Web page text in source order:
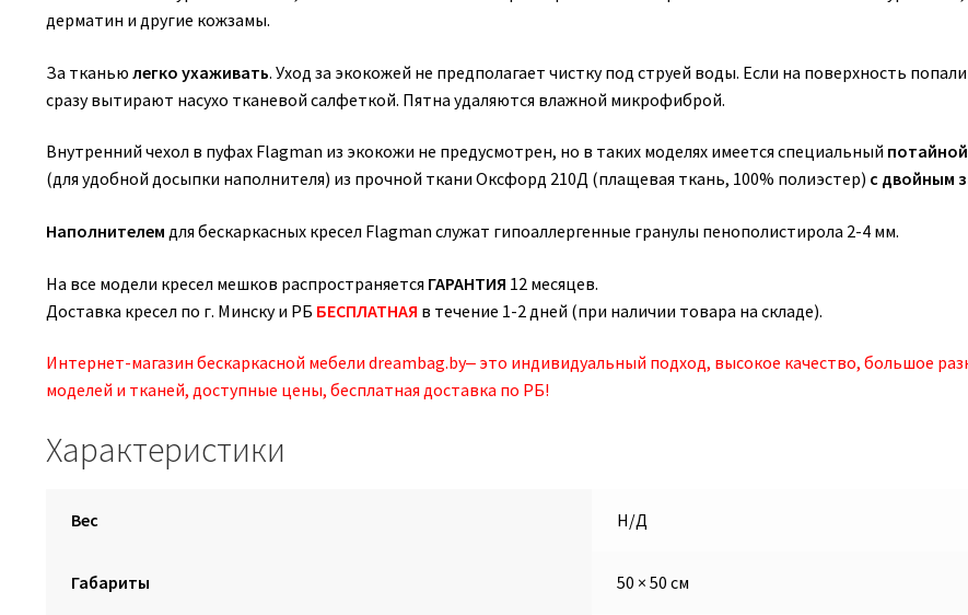
дерматин и другие кожзамы.
За тканью легко ухаживать. Уход за экокожей не предполагает чистку под струей воды. Если на поверхность
сразу вытирают насухо тканевой салфеткой. Пятна удаляются влажной микрофиброй.
Внутренний чехол в пуфах Flagman из экокожи не предусмотрен, но в таких моделях имеется специальный
(для удобной досыпки наполнителя) из прочной ткани Оксфорд 210Д (плащевая ткань, 100% полиэстер) с двойным
Наполнителем для бескаркасных кресел Flagman служат гипоаллергенные гранулы пенополистирола 2-4 мм.
На все модели кресел мешков распространяется ГАРАНТИЯ 12 месяцев.
Доставка кресел по г. Минску и РБ БЕСПЛАТНАЯ в течение 1-2 дней (при наличии товара на складе).
Интернет-магазин бескаркасной мебели dreambag.by‒ это индивидуальный подход, высокое качество, большое
моделей и тканей, доступные цены, бесплатная доставка по РБ!
Характеристики
Вес Н/Д
Габариты 50 × 50 см